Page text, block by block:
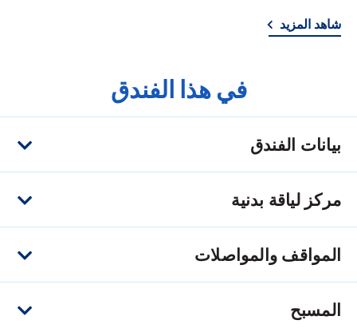
شاهد المزيد
في هذا الفندق
بيانات الفندق
مركز لياقة بدنية
المواقف والمواصلات
المسبح